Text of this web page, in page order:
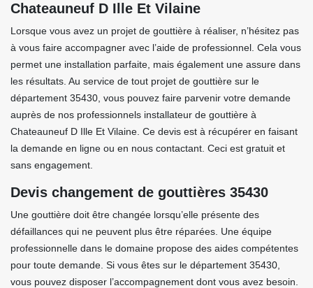
Chateauneuf D Ille Et Vilaine
Lorsque vous avez un projet de gouttière à réaliser, n’hésitez pas
à vous faire accompagner avec l’aide de professionnel. Cela vous
permet une installation parfaite, mais également une assure dans
les résultats. Au service de tout projet de gouttière sur le
département 35430, vous pouvez faire parvenir votre demande
auprès de nos professionnels installateur de gouttière à
Chateauneuf D Ille Et Vilaine. Ce devis est à récupérer en faisant
la demande en ligne ou en nous contactant. Ceci est gratuit et
sans engagement.
Devis changement de gouttières 35430
Une gouttière doit être changée lorsqu’elle présente des
défaillances qui ne peuvent plus être réparées. Une équipe
professionnelle dans le domaine propose des aides compétentes
pour toute demande. Si vous êtes sur le département 35430,
vous pouvez disposer l’accompagnement dont vous avez besoin.